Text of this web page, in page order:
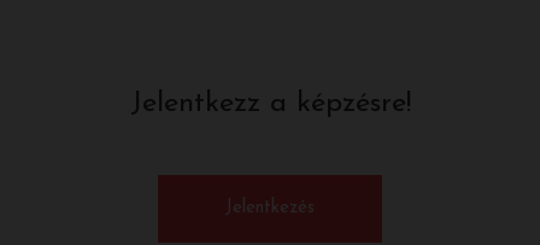
Jelentkezz a képzésre!
Jelentkezés